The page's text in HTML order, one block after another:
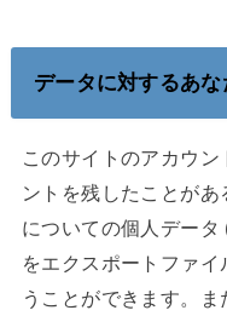
データに対するあな
このサイトのアカウ
ントを残したことが
についての個人デー
をエクスポートファ
うことができます。